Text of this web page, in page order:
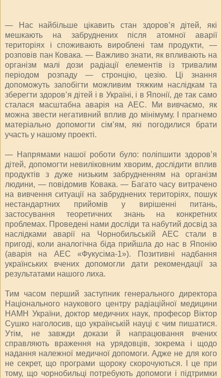
— Нас найбільше цікавить стан здоров’я дітей, які
мешкають на забруднених після атомної аварії
територіях і споживають вироблені там продукти, —
розповів пан Ковака. — Важливо знати, як впливають на
організм малі дози радіації елементів із тривалим
періодом розпаду — стронцію, цезію. Ці знання
допоможуть запобігти можливим тяжким наслідкам та
зберегти здоров’я дітей і в Україні, і в Японії, де так само
сталася масштабна аварія на АЕС. Ми вивчаємо, як
можна звести негативний вплив до мінімуму. І прагнемо
матеріально допомогти сім’ям, які погодилися брати
участь у нашому проекті.
— Напрямами нашої роботи було: поліпшити здоров’я
дітей, допомогти невиліковним хворим, дослідити вплив
продуктів з дуже низьким забрудненням на організм
людини, — повідомив Ковака. — Багато часу витрачено
на вивчення ситуації на забруднених територіях, пошук
нестандартних прийомів у вирішенні питань,
застосування теоретичних знань на конкретних
проблемах. Проведені нами досліди та набутий досвід за
наслідками аварії на Чорнобильській АЕС стали в
пригоді, коли аналогічна біда прийшла до нас в Японію
(аварія на АЕС «Фукусіма-1»). Позитивні надбання
українських вчених допомогли дати рекомендації за
результатами нашого лиха.
Тим часом перший заступник генерального директора
Національного наукового центру радіаційної медицини
НАМН України, доктор медичних наук, професор Віктор
Сушко наголосив, що українській науці є чим пишатися.
Утім, не завжди докази й напрацювання вчених
справляють враження на урядовців, зокрема і щодо
надання належної медичної допомоги. Адже не для кого
не секрет, що програми щороку скорочуються. І це при
тому, що чорнобильці потребують допомоги і підтримки